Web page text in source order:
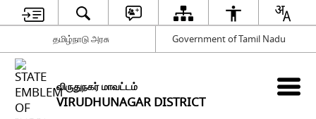
தமிழ்நாடு அரசு Government of Tamil Nadu
விருதுநகர் மாவட்டம்
VIRUDHUNAGAR DISTRICT